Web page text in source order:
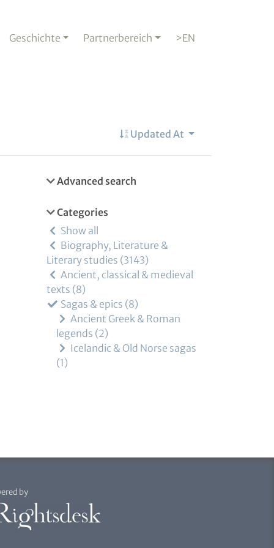
Geschichte Partnerbereich >EN
Updated At
Advanced search
Categories
Show all
Biography, Literature &
Literary studies 3143
Ancient, classical & medieval
texts 8
Sagas & epics 8
Ancient Greek & Roman
legends 2
Icelandic & Old Norse sagas
1
by